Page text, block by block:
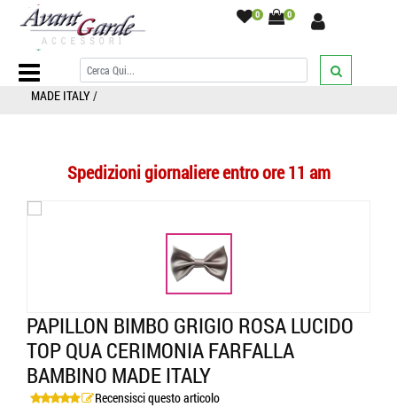
0 0
Home Page/BAMBINO/PAPILLON/Tinta unita/PAPILLON BIMBO
GRIGIO ROSA LUCIDO TOP QUA CERIMONIA FARFALLA BAMBINO
MADE ITALY/
Spedizioni giornaliere entro ore 11 am
PAPILLON BIMBO GRIGIO ROSA LUCIDO
TOP QUA CERIMONIA FARFALLA
BAMBINO MADE ITALY
Recensisci questo articolo